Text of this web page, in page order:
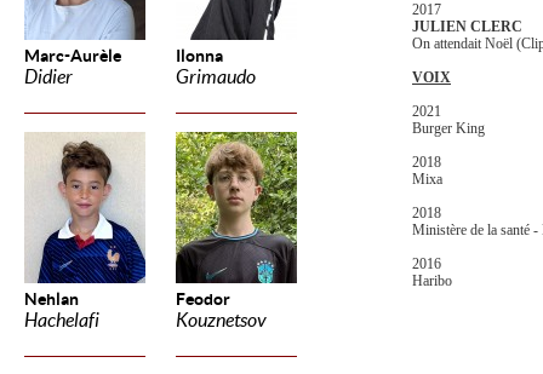
Marc-Aurèle
Didier
Ilonna
Grimaudo
Nehlan
Hachelafi
Feodor
Kouznetsov
2017
JULIEN CLERC
On attendait Noël
VOIX
2021
Burger King
2018
Mixa
2018
Ministère de la santé -
2016
Haribo